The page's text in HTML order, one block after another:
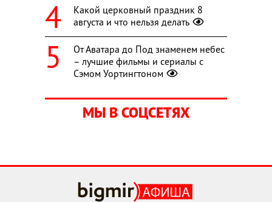
Какой церковный праздник 8
августа и что нельзя делать
От Аватара до Под знаменем небес
– лучшие фильмы и сериалы с
Сэмом Уортингтоном
МЫ В СОЦСЕТЯХ